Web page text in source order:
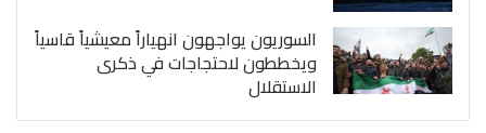
السوريون يواجهون انهياراً معيشياً قاسياً
ويخططون لاحتجاجات في ذكرى
الاستقلال